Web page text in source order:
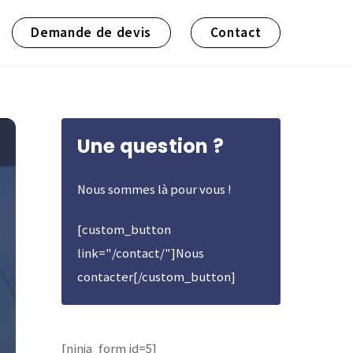
Demande de devis Contact
Une question ?
Nous sommes là pour vous !
[custom_button
link="/contact/"]Nous
contacter[/custom_button]
[ninja_form id=5]